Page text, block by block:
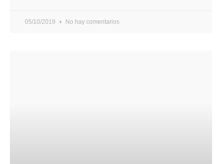
05/10/2019 No hay comentarios